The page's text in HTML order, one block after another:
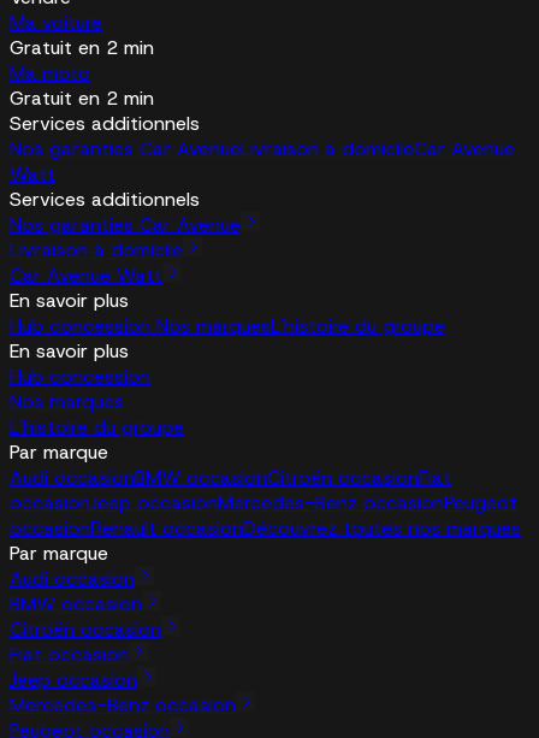
Ma voiture
Gratuit en 2 min
Ma moto
Gratuit en 2 min
Services additionnels
Nos garanties Car AvenueLivraison à domicileCar Avenue
Watt
Services additionnels
Nos garanties Car Avenue
Livraison à domicile
Car Avenue Watt
En savoir plus
Hub concession Nos marquesL'histoire du groupe
En savoir plus
Hub concession
Nos marques
L'histoire du groupe
Par marque
Audi occasionBMW occasionCitroën occasionFiat
occasionJeep occasionMercedes-Benz occasionPeugeot
occasionRenault occasionDécouvrez toutes nos marques
Par marque
Audi occasion
BMW occasion
Citroën occasion
Fiat occasion
Jeep occasion
Mercedes-Benz occasion
Peugeot occasion